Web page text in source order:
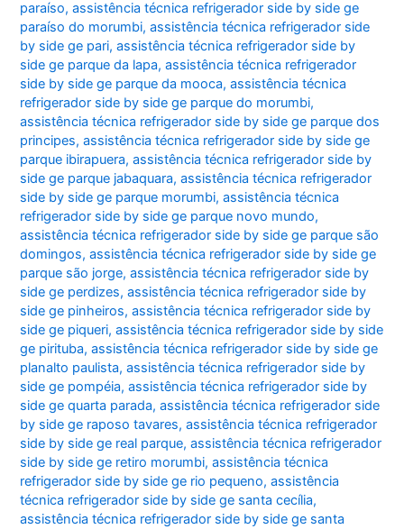
paraíso,assistência técnica refrigerador side by side ge
paraíso do morumbi,assistência técnica refrigerador side
by side ge pari,assistência técnica refrigerador side by
side ge parque da lapa,assistência técnica refrigerador
side by side ge parque da mooca,assistência técnica
refrigerador side by side ge parque do morumbi,
assistência técnica refrigerador side by side ge parque dos
principes,assistência técnica refrigerador side by side ge
parque ibirapuera,assistência técnica refrigerador side by
side ge parque jabaquara,assistência técnica refrigerador
side by side ge parque morumbi,assistência técnica
refrigerador side by side ge parque novo mundo,
assistência técnica refrigerador side by side ge parque são
domingos,assistência técnica refrigerador side by side ge
parque são jorge,assistência técnica refrigerador side by
side ge perdizes,assistência técnica refrigerador side by
side ge pinheiros,assistência técnica refrigerador side by
side ge piqueri,assistência técnica refrigerador side by side
ge pirituba,assistência técnica refrigerador side by side ge
planalto paulista,assistência técnica refrigerador side by
side ge pompéia,assistência técnica refrigerador side by
side ge quarta parada,assistência técnica refrigerador side
by side ge raposo tavares,assistência técnica refrigerador
side by side ge real parque,assistência técnica refrigerador
side by side ge retiro morumbi,assistência técnica
refrigerador side by side ge rio pequeno,assistência
técnica refrigerador side by side ge santa cecília,
assistência técnica refrigerador side by side ge santa